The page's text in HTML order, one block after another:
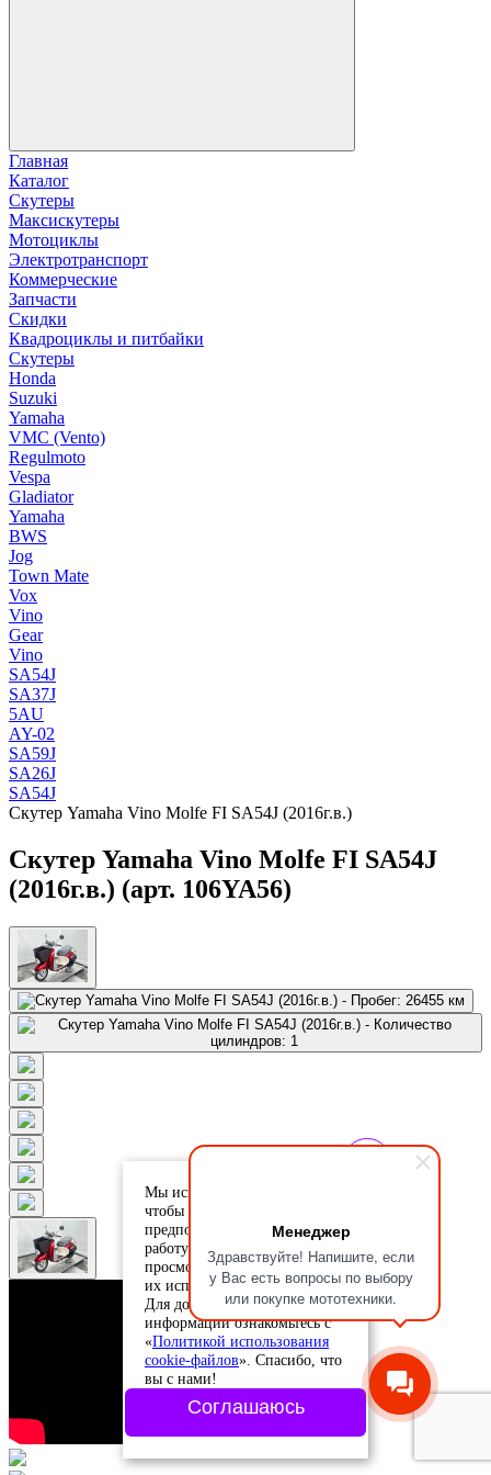
Менеджер
Здравствуйте! Напишите, если
у Вас есть вопросы по выбору
или покупке мототехники.
Главная
Каталог
Скутеры
Максискутеры
Мотоциклы
Электротранспорт
Коммерческие
Запчасти
Скидки
Квадроциклы и питбайки
Скутеры
Honda
Suzuki
Yamaha
VMC (Vento)
Regulmoto
Vespa
Gladiator
Yamaha
BWS
Jog
Town Mate
Vox
Vino
Gear
Vino
SA54J
SA37J
5AU
AY-02
SA59J
SA26J
SA54J
Скутер Yamaha Vino Molfe FI SA54J (2016г.в.)
Скутер Yamaha Vino Molfe FI SA54J
(2016г.в.) (арт. 106YA56)
Мы используем cookie-файлы,
чтобы учесть ваши
предпочтения и улучшить
работу сайта. Продолжая
просмотр, вы соглашаетесь с
их использованием.
Для дополнительной
информации ознакомьтесь с
«Политикой использования
cookie-файлов». Спасибо, что
вы с нами!
Соглашаюсь